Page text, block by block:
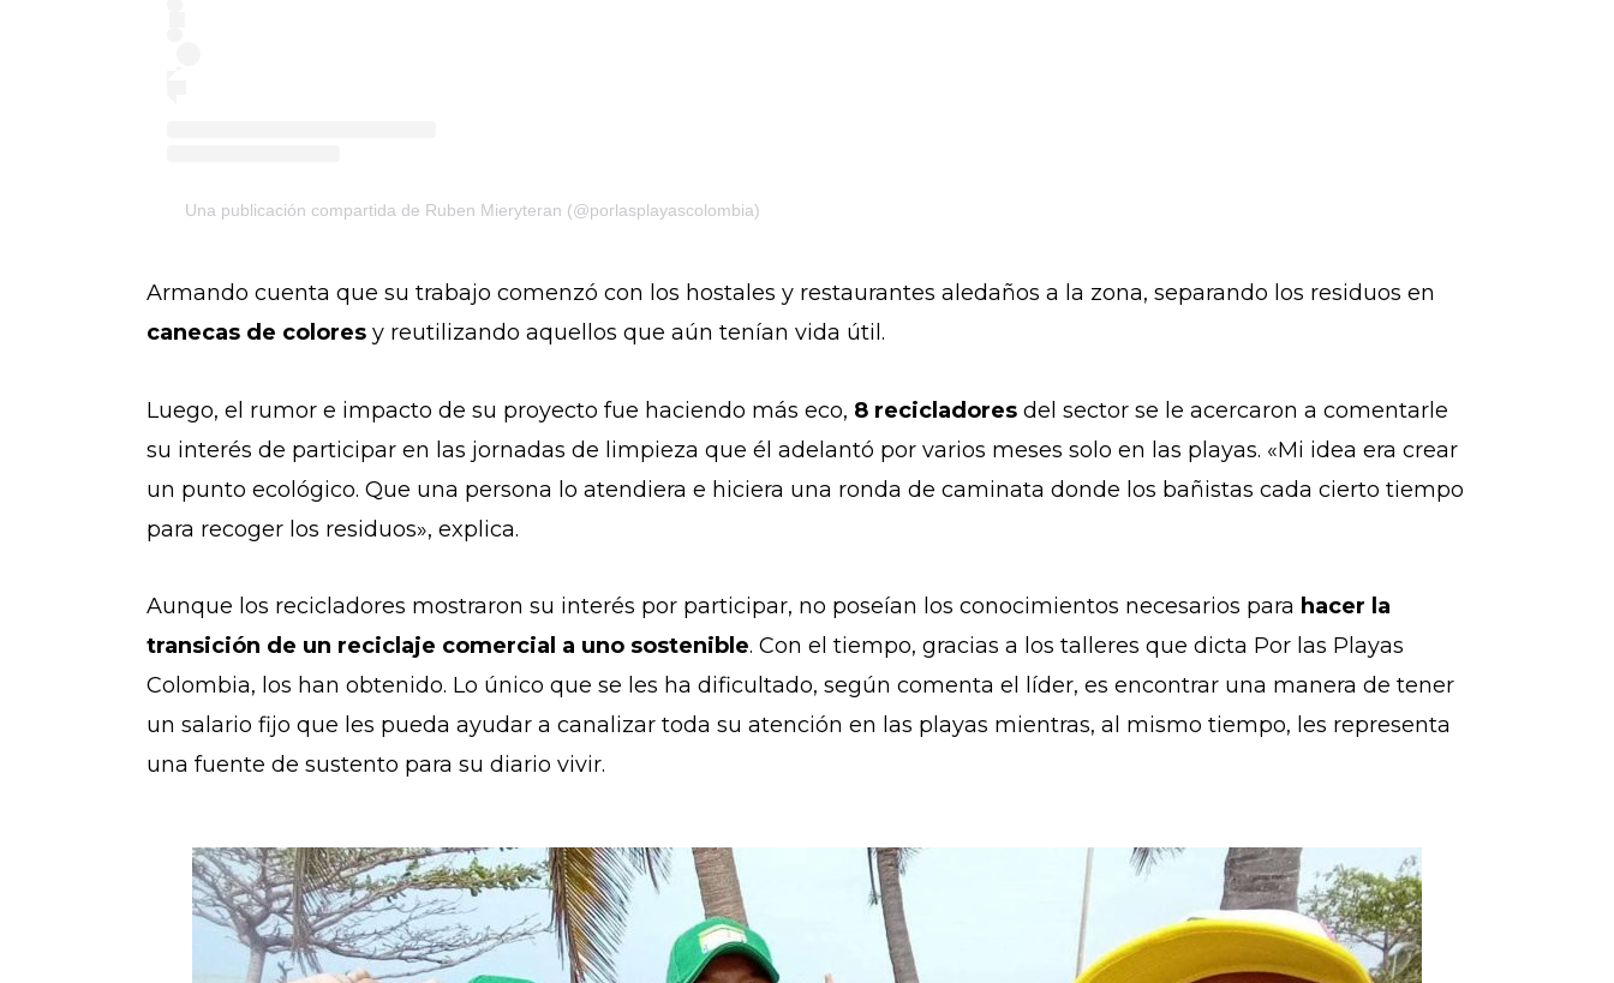
Una publicación compartida de Ruben Mieryteran (@porlasplayascolombia)
Armando cuenta que su trabajo comenzó con los hostales y restaurantes aledaños a la zona, separando los residuos en
canecas de colores y reutilizando aquellos que aún tenían vida útil.
Luego, el rumor e impacto de su proyecto fue haciendo más eco, 8 recicladores del sector se le acercaron a comentarle
su interés de participar en las jornadas de limpieza que él adelantó por varios meses solo en las playas. «Mi idea era crear
un punto ecológico. Que una persona lo atendiera e hiciera una ronda de caminata donde los bañistas cada cierto tiempo
para recoger los residuos», explica.
Aunque los recicladores mostraron su interés por participar, no poseían los conocimientos necesarios para hacer la
transición de un reciclaje comercial a uno sostenible. Con el tiempo, gracias a los talleres que dicta Por las Playas
Colombia, los han obtenido. Lo único que se les ha dificultado, según comenta el líder, es encontrar una manera de tener
un salario fijo que les pueda ayudar a canalizar toda su atención en las playas mientras, al mismo tiempo, les representa
una fuente de sustento para su diario vivir.